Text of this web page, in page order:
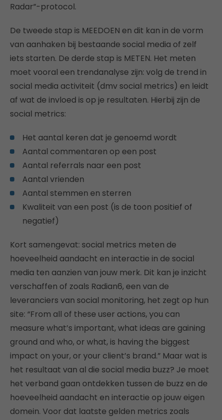
Radar”-protocol.
De tweede stap is MEEDOEN en dit kan in de vorm
van aanhaken bij bestaande social media of zelf
iets starten. De derde stap is METEN. Het meten
moet vooral een trendanalyse zijn: volg de trend in
social media activiteit (dmv social metrics) en leidt
af wat de invloed is op je resultaten. Hierbij zijn de
social metrics:
Het aantal keren dat je genoemd wordt
Aantal commentaren op een post
Aantal referrals naar een post
Aantal vrienden
Aantal stemmen en sterren
Kwaliteit van een post (is de toon positief of
negatief)
Kort samengevat: social metrics meten de
hoeveelheid aandacht en interactie in de social
media ten aanzien van jouw merk. Dit kan je inzicht
verschaffen of zoals Radian6, een van de
leveranciers van social monitoring, het zegt op hun
site: “From all of these user actions, you can
measure what’s important, what ideas are gaining
ground and who, or what, is having the biggest
impact on your, or your client’s brand.” Maar wat is
het resultaat van al die social media buzz? Je moet
het verband gaan ontdekken tussen de buzz en de
hoeveelheid aandacht en interactie op jouw eigen
domein. Voor dat laatste gelden metrics zoals